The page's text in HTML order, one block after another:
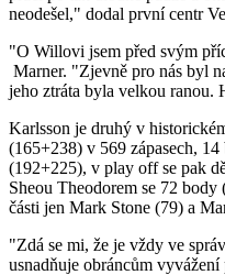
neodešel," dodal první centr
"O Willovi jsem před svým
Marner. "Zjevně pro nás byl
jeho ztráta byla velkou ranou.
Karlsson je druhý v
(165+238) v 569 zápasech, 14
(192+225), v play off se pak
Sheou Theodorem se 72
části jen Mark Stone (79) a
"Zdá se mi, že je vždy ve
usnadňuje obráncům